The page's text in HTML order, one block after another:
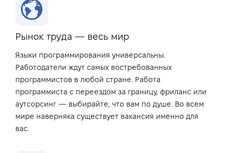
Рынок труда — весь мир
Языки программирования универсальны.
Работодатели ждут самых востребованных
программистов в любой стране. Работа
программиста с переездом за границу, фриланс или
аутсорсинг — выбирайте, что вам по душе. Во всем
мире наверняка существует вакансия именно для
вас.